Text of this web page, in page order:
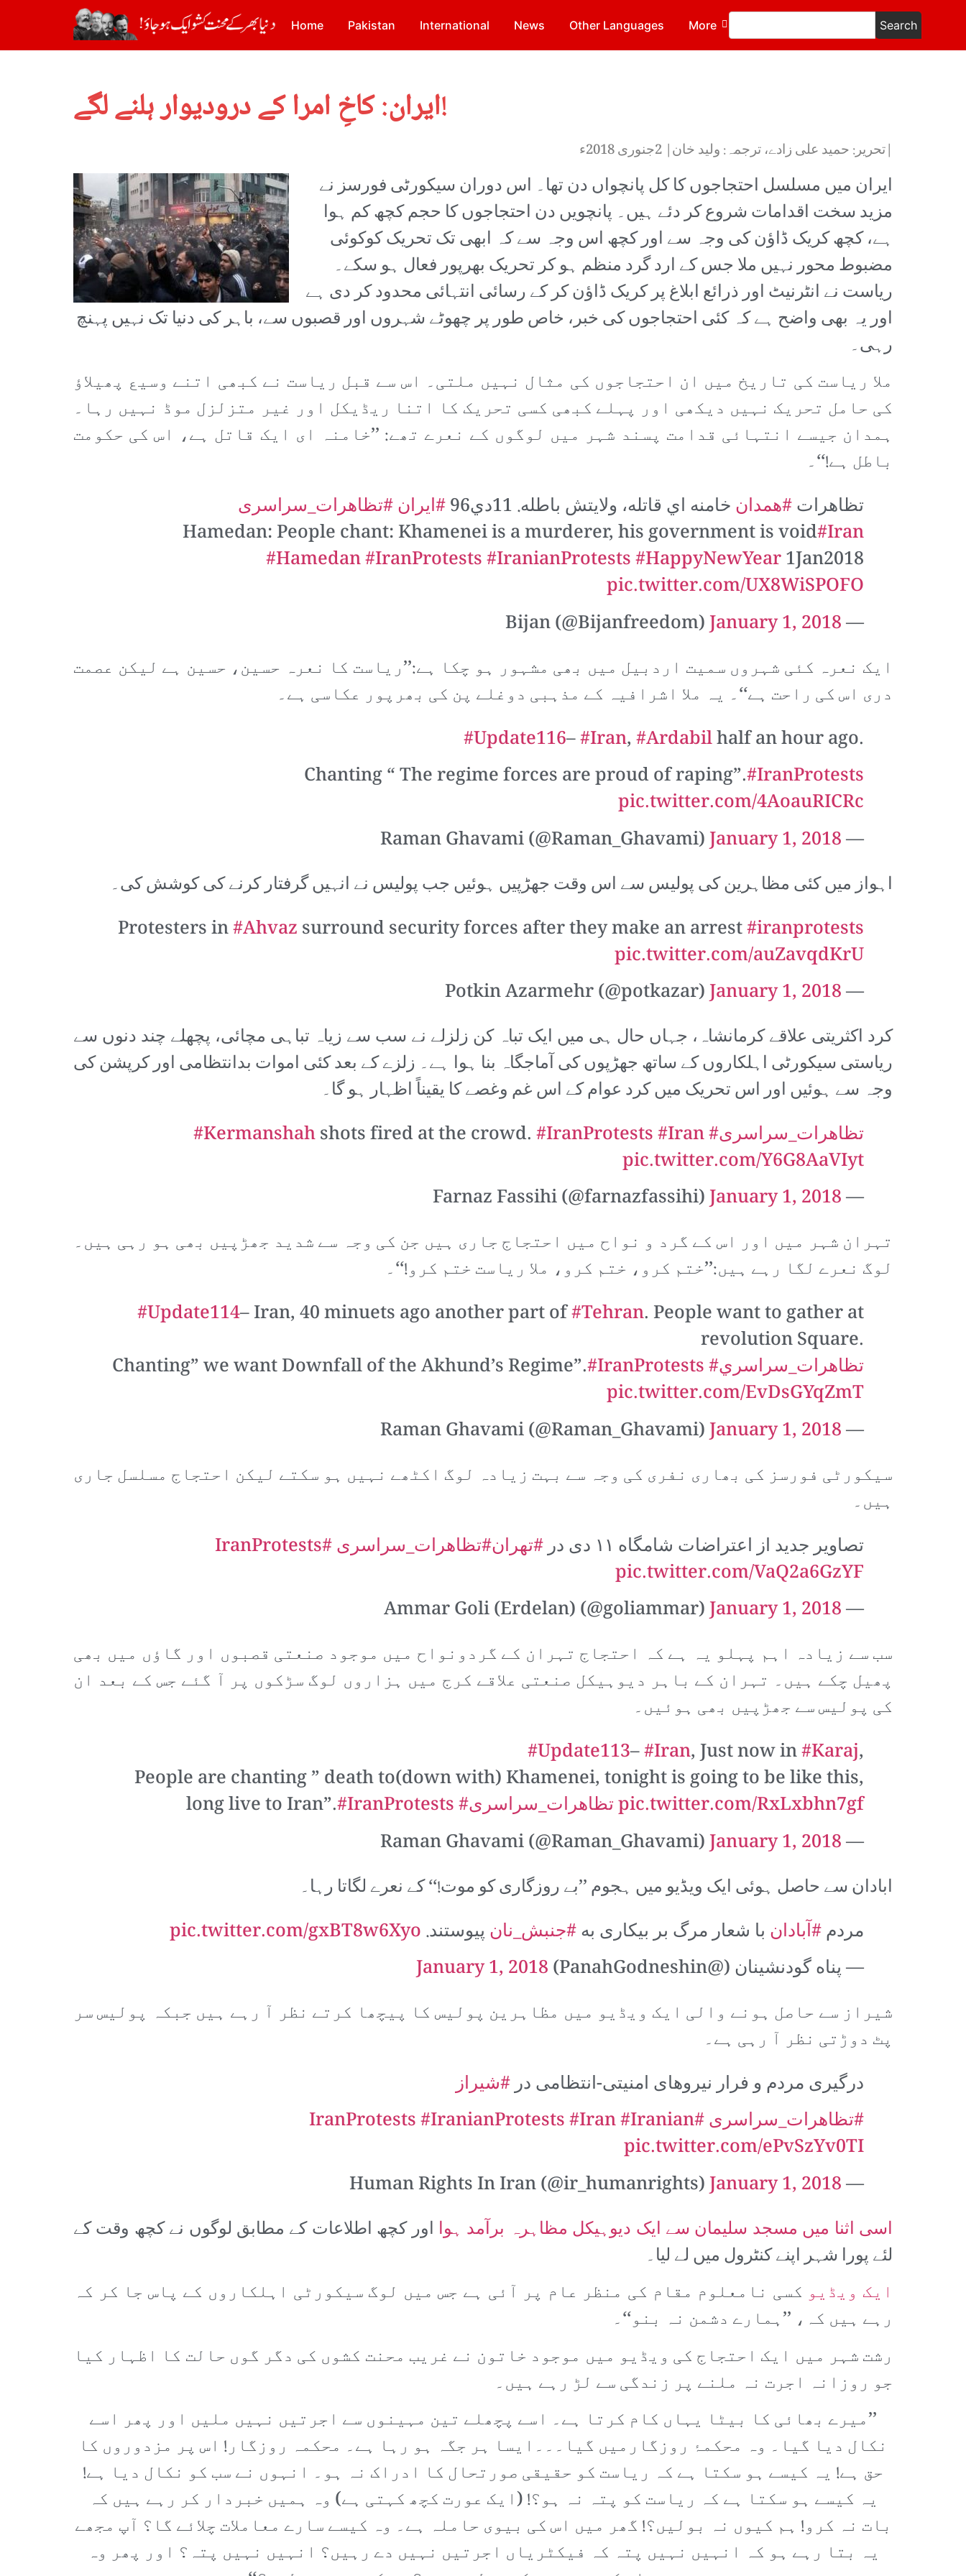
Home Pakistan International News Other Languages More Search
ایران: کاخِ امرا کے درودیوار ہلنے لگے!
|تحریر: حمید علی زادے، ترجمہ: ولید خان| 2جنوری 2018ء
ایران میں مسلسل احتجاجوں کا کل پانچواں دن تھا۔ اس دوران سیکورٹی فورسز نے
مزید سخت اقدامات شروع کر دئے ہیں۔ پانچویں دن احتجاجوں کا حجم کچھ کم ہوا
ہے، کچھ کریک ڈاؤن کی وجہ سے اور کچھ اس وجہ سے کہ ابھی تک تحریک کوکوئی
مضبوط محور نہیں ملا جس کے ارد گرد منظم ہو کر تحریک بھرپور فعال ہو سکے۔
ریاست نے انٹرنیٹ اور ذرائع ابلاغ پر کریک ڈاؤن کر کے رسائی انتہائی محدود کر دی ہے
اور یہ بھی واضح ہے کہ کئی احتجاجوں کی خبر، خاص طور پر چھوٹے شہروں اور قصبوں سے، باہر کی دنیا تک نہیں پہنچ
رہی۔
ملا ریاست کی تاریخ میں ان احتجاجوں کی مثال نہیں ملتی۔ اس سے قبل ریاست نے کبھی اتنے وسیع پھیلاؤ
کی حامل تحریک نہیں دیکھی اور پہلے کبھی کسی تحریک کا اتنا ریڈیکل اور غیر متزلزل موڈ نہیں رہا۔
ہمدان جیسے انتہائی قدامت پسند شہر میں لوگوں کے نعرے تھے: ’’خامنہ ای ایک قاتل ہے، اس کی حکومت
باطل ہے!‘‘۔
تظاهرات#همدانخامنه اي قاتله، ولايتش باطله. 11دي96 #ايران#تظاهرات_سراسرى
Hamedan: People chant: Khamenei is a murderer, his government is void#Iran
#Hamedan#IranProtests#IranianProtests#HappyNewYear1Jan2018
pic.twitter.com/UX8WiSPOFO
— Bijan (@Bijanfreedom)
January 1, 2018
ایک نعرہ کئی شہروں سمیت اردبیل میں بھی مشہور ہو چکا ہے:’’ریاست کا نعرہ حسین، حسین ہے لیکن عصمت
دری اس کی راحت ہے‘‘۔ یہ ملا اشرافیہ کے مذہبی دوغلے پن کی بھرپور عکاسی ہے۔
#Update116–#Iran,#Ardabilhalf an hour ago.
Chanting “ The regime forces are proud of raping”.#IranProtests
pic.twitter.com/4AoauRICRc
— Raman Ghavami (@Raman_Ghavami)
January 1, 2018
اہواز میں کئی مظاہرین کی پولیس سے اس وقت جھڑپیں ہوئیں جب پولیس نے انہیں گرفتار کرنے کی کوشش کی۔
Protesters in#Ahvazsurround security forces after they make an arrest#iranprotests
pic.twitter.com/auZavqdKrU
— Potkin Azarmehr (@potkazar)
January 1, 2018
کرد اکثریتی علاقے کرمانشاہ، جہاں حال ہی میں ایک تباہ کن زلزلے نے سب سے زیاہ تباہی مچائی، پچھلے چند دنوں سے
ریاستی سیکورٹی اہلکاروں کے ساتھ جھڑپوں کی آماجگاہ بنا ہوا ہے۔ زلزے کے بعد کئی اموات بدانتظامی اور کرپشن کی
وجہ سے ہوئیں اور اس تحریک میں کرد عوام کے اس غم وغصے کا یقیناً اظہار ہو گا۔
#Kermanshahshots fired at the crowd.#IranProtests#Iran #تظاهرات_سراسری
pic.twitter.com/Y6G8AaVIyt
— Farnaz Fassihi (@farnazfassihi)
January 1, 2018
تہران شہر میں اور اس کے گرد و نواح میں احتجاج جاری ہیں جن کی وجہ سے شدید جھڑپیں بھی ہو رہی ہیں۔
لوگ نعرے لگا رہے ہیں:’’ختم کرو، ختم کرو، ملا ریاست ختم کرو!‘‘۔
#Update114– Iran, 40 minuets ago another part of#Tehran. People want to gather at
revolution Square.
Chanting” we want Downfall of the Akhund’s Regime”.#IranProtests #تظاهرات_سراسري
pic.twitter.com/EvDsGYqZmT
— Raman Ghavami (@Raman_Ghavami)
January 1, 2018
سیکورٹی فورسز کی بھاری نفری کی وجہ سے بہت زیادہ لوگ اکٹھے نہیں ہو سکتے لیکن احتجاج مسلسل جاری
ہیں۔
تصاویر جدید از اعتراضات شامگاه ۱۱ دی در #تهران#تظاهرات_سراسرى#IranProtests
pic.twitter.com/VaQ2a6GzYF
— Ammar Goli (Erdelan) (@goliammar)
January 1, 2018
سب سے زیادہ اہم پہلو یہ ہے کہ احتجاج تہران کے گردونواح میں موجود صنعتی قصبوں اور گاؤں میں بھی
پھیل چکے ہیں۔ تہران کے باہر دیوہیکل صنعتی علاقے کرج میں ہزاروں لوگ سڑکوں پر آ گئے جس کے بعد ان
کی پولیس سے جھڑپیں بھی ہوئیں۔
#Update113–#Iran, Just now in#Karaj,
People are chanting ” death to(down with) Khamenei, tonight is going to be like this,
long live to Iran”.#IranProtests #تظاهرات_سراسرىpic.twitter.com/RxLxbhn7gf
— Raman Ghavami (@Raman_Ghavami)
January 1, 2018
ابادان سے حاصل ہوئی ایک ویڈیو میں ہجوم ’’بے روزگاری کو موت!‘‘ کے نعرے لگاتا رہا۔
مردم#آبادان با شعار مرگ بر بیکاری به#جنبش_نانپیوستند.pic.twitter.com/gxBT8w6Xyo
— پناه گودنشینان (@PanahGodneshin)
January 1, 2018
شیراز سے حاصل ہونے والی ایک ویڈیو میں مظاہرین پولیس کا پیچھا کرتے نظر آ رہے ہیں جبکہ پولیس سر
پٹ دوڑتی نظر آ رہی ہے۔
درگیری مردم و فرار نیروهای امنیتی-انتظامی در#شیراز
#تظاهرات_سراسرى#IranProtests
#IranianProtests#Iran#Iranian
pic.twitter.com/ePvSzYv0TI
— Human Rights In Iran (@ir_humanrights)
January 1, 2018
اسی اثنا میں مسجد سلیمان سے ایک دیوہیکل مظاہرہ برآمد ہوا اور کچھ اطلاعات کے مطابق لوگوں نے کچھ وقت کے
لئے پورا شہر اپنے کنٹرول میں لے لیا۔
ایک ویڈیو کسی نامعلوم مقام کی منظر عام پر آئی ہے جس میں لوگ سیکورٹی اہلکاروں کے پاس جا کر کہ
رہے ہیں کہ، ’’ہمارے دشمن نہ بنو‘‘۔
رشت شہر میں ایک احتجاج کی ویڈیو میں موجود خاتون نے غریب محنت کشوں کی دگر گوں حالت کا اظہار کیا
جو روزانہ اجرت نہ ملنے پر زندگی سے لڑ رہے ہیں۔
’’میرے بھائی کا بیٹا یہاں کام کرتا ہے۔ اسے پچھلے تین مہینوں سے اجرتیں نہیں ملیں اور پھر اسے
نکال دیا گیا۔ وہ محکمۂ روزگارمیں گیا۔۔۔ایسا ہر جگہ ہو رہا ہے۔ محکمہ روزگار! اس پر مزدوروں کا
حق ہے! یہ کیسے ہو سکتا ہے کہ ریاست کو حقیقی صورتحال کا ادراک نہ ہو۔ انہوں نے سب کو نکال دیا ہے!
یہ کیسے ہو سکتا ہے کہ ریاست کو پتہ نہ ہو؟! (ایک عورت کچھ کہتی ہے) وہ ہمیں خبردار کر رہے ہیں کہ
بات نہ کرو! ہم کیوں نہ بولیں؟! گھر میں اس کی بیوی حاملہ ہے۔ وہ کیسے سارے معاملات چلائے گا؟ آپ مجھے
یہ بتا رہے ہو کہ انہیں نہیں پتہ کہ فیکٹریاں اجرتیں نہیں دے رہیں؟ انہیں نہیں پتہ؟ اور پھر وہ